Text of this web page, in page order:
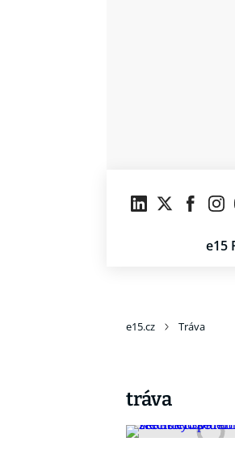
e15
e15.cz Tráva
tráva